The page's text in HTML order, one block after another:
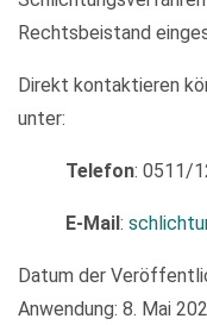
Rechtsbeistand
Direkt kontaktieren
unter:
Telefon: 0511/
E-Mail :
Datum der
Anwendung: 8. Mai